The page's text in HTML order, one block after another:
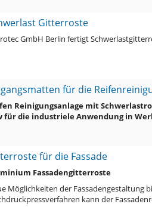
Gitterroste
GmbH Berlin fertigt
für die
Reinigungsanlage mit
für die industriele Anwendung in
für die Fassade
Fassadengitterroste
Möglichkeiten der Fassadengestaltung
kann der